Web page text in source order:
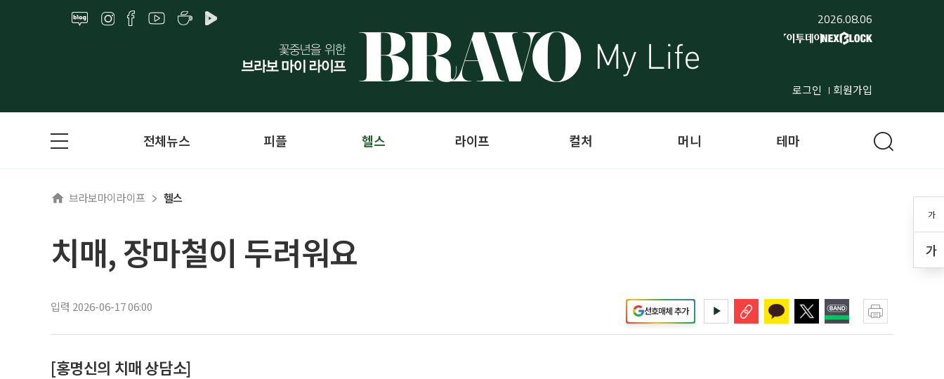
2026.08.06
로그인 회원가입
가
가
전체뉴스 피플 헬스 라이프 컬처 머니 테마
브라보마이라이프 헬스
치매, 장마철이 두려워요
입력 2026-06-17 06:00 선호매체 추가
[홍명신의 치매 상담소]